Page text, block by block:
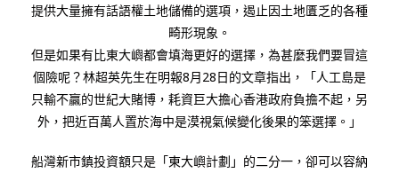
提供大量擁有話語權土地儲備的選項，遏止因土地匱乏的各種
畸形現象。
但是如果有比東大嶼都會填海更好的選擇，為甚麼我們要冒這
個險呢？林超英先生在明報8月28日的文章指出，「人工島是
只輸不贏的世紀大賭博，耗資巨大擔心香港政府負擔不起，另
外，把近百萬人置於海中是漠視氣候變化後果的笨選擇。」
船灣新市鎮投資額只是「東大嶼計劃」的二分一，卻可以容納